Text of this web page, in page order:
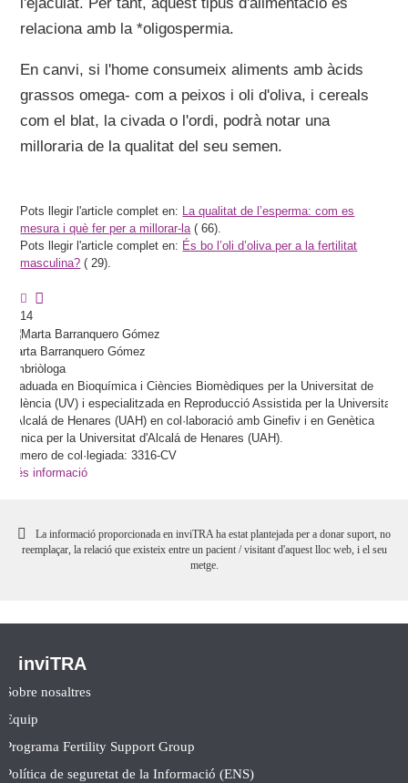
relaciona amb la *oligospermia.
En canvi, si l'home consumeix aliments amb àcids
grassos omega- com a peixos i oli d'oliva, i cereals
com el blat, la civada o l'ordi, podrà notar una
milloraria de la qualitat del seu semen.
Pots llegir l'article complet en: La qualitat de l’esperma: com es
mesura i què fer per a millorar-la( 66).
Pots llegir l'article complet en: És bo l’oli d’oliva per a la fertilitat
masculina? ( 29).
14
Marta Barranquero Gómez
Embriòloga
Graduada en Bioquímica i Ciències Biomèdiques per la Universitat de
València (UV) i especialitzada en Reproducció Assistida per la Universitat
d'Alcalá de Henares (UAH) en col·laboració amb Ginefiv i en Genètica
Clínica per la Universitat d'Alcalá de Henares (UAH).
Número de col·legiada: 3316-CV
Més informació
La informació proporcionada en inviTRA ha estat plantejada per a donar suport, no
reemplaçar, la relació que existeix entre un pacient / visitant d'aquest lloc web, i el seu
metge.
inviTRA
Sobre nosaltres
Equip
Programa Fertility Support Group
Política de seguretat de la Informació (ENS)